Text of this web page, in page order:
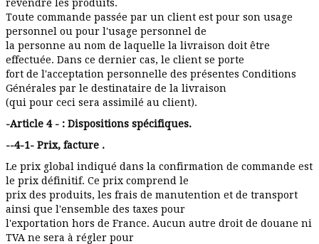
revendre les produits.
Toute commande passée par un client est pour son usage
personnel ou pour l'usage personnel de
la personne au nom de laquelle la livraison doit être
effectuée. Dans ce dernier cas, le client se porte
fort de l'acceptation personnelle des présentes Conditions
Générales par le destinataire de la livraison
(qui pour ceci sera assimilé au client).
-Article 4 - : Dispositions spécifiques.
--4-1- Prix, facture .
Le prix global indiqué dans la confirmation de commande est
le prix définitif. Ce prix comprend le
prix des produits, les frais de manutention et de transport
ainsi que l'ensemble des taxes pour
l'exportation hors de France. Aucun autre droit de douane ni
TVA ne sera à régler pour